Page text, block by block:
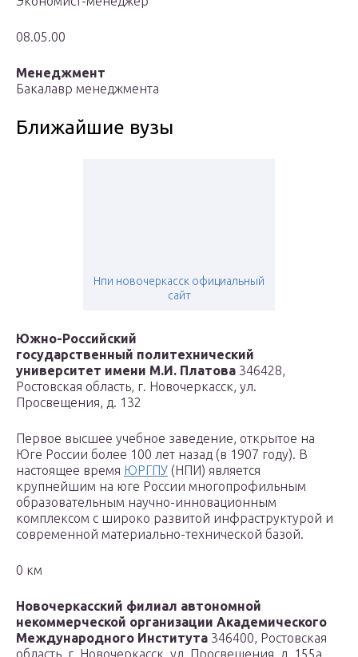
08.05.00
Менеджмент
Бакалавр менеджмента
Ближайшие вузы
Нпи новочеркасск официальный
сайт
Южно-Российский
государственный политехнический
университет имени М.И. Платова 346428,
Ростовская область, г. Новочеркасск, ул.
Просвещения, д. 132
Первое высшее учебное заведение, открытое на
Юге России более 100 лет назад (в 1907 году). В
настоящее время ЮРГПУ (НПИ) является
крупнейшим на юге России многопрофильным
образовательным научно-инновационным
комплексом с широко развитой инфраструктурой и
современной материально-технической базой.
0 км
Новочеркасский филиал автономной
некоммерческой организации Академического
Международного Института 346400, Ростовская
область, г. Новочеркасск, ул. Просвещения, д. 155а